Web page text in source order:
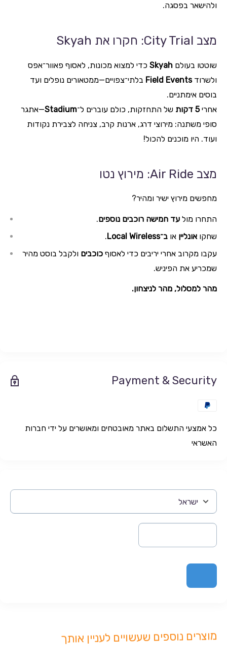
ולהישאר בפסגה.
מצב City Trial: חקרו את Skyah
שוטטו בעולם Skyah כדי למצוא מכונות, לאסוף פאוור־אפס
ולשרודField Events בלתי־צפויים—ממטאורים נופלים ועד
בוסים אימתניים.
אחרי5 דקות של התחזקות, כולם עוברים ל־Stadium—אתגר
סופי משתנה: מירוצי דרג, ארנות קרב, צניחה לצבירת נקודות
ועוד. היו מוכנים להכול!
מצב Air Ride: מירוץ נטו
מחפשים מירוץ ישיר ומהיר?
התחרו מול עד חמישה רוכבים נוספים.
שחקו אונליין או ב־Local Wireless
.
עקבו מקרוב אחרי יריבים כדי לאסוף כוכבים ולקבל בוסט מהיר
שמכריע את הפיניש.
מהר למסלול, מהר לניצחון.
Payment & Security
כל אמצעי התשלום באתר מאובטחים ומאושרים על ידי חברות
האשראי
מוצרים נוספים שעשויים לעניין אותך